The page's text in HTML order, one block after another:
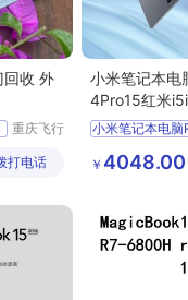
外
重庆飞行
限公司
打电话
小米笔记本电
4Pro15红米
捷商务办公用
小米笔记本电脑
￥ 4048.00